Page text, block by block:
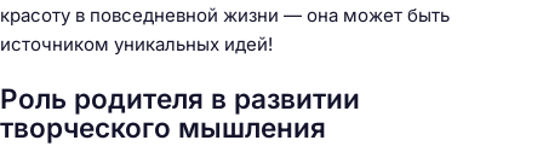
красоту в повседневной жизни — она может быть
источником уникальных идей!
Роль родителя в развитии
творческого мышления